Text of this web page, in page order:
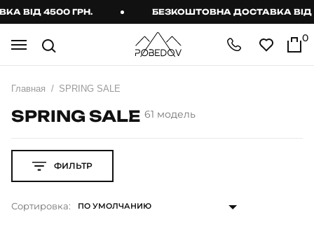
4500 ГРН. БЕЗКОШТОВНА ДОСТАВКА ВІД
0
Главная SPRING SALE
SPRING SALE 61 модель
ФИЛЬТР
Сортировка: